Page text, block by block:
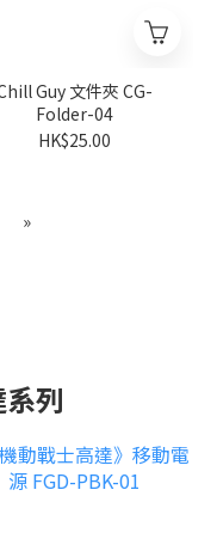
Guy 文件夾 CG-
Folder-04
HK$25.00
»
列